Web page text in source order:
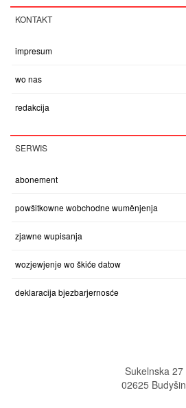
KONTAKT
impresum
wo nas
redakcija
SERWIS
abonement
powšitkowne wobchodne wuměnjenja
zjawne wupisanja
wozjewjenje wo škiće datow
deklaracija bjezbarjernosće
Sukelnska 27
02625 Budyšin